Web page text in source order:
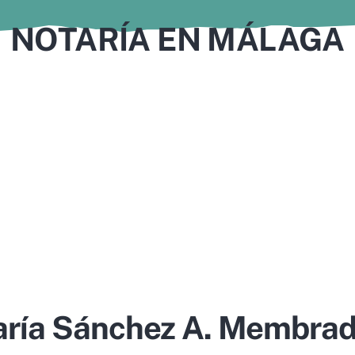
NOTARÍA EN MÁLAGA
Sánchez A.